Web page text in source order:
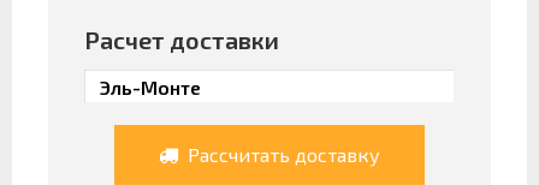
Расчет доставки
Рассчитать доставку